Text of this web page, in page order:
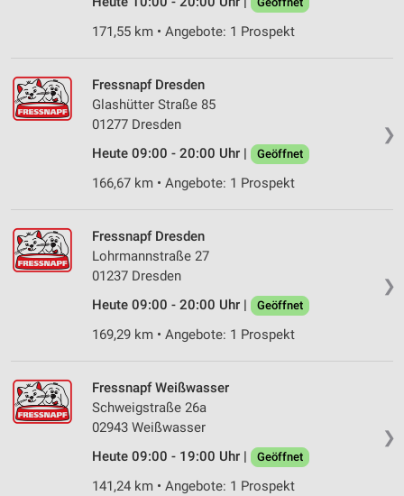
171,55 km • Angebote: 1 Prospekt
❯
Fressnapf Dresden
Glashütter Straße 85
01277 Dresden
Heute 09:00 - 20:00 Uhr |
Geöffnet
166,67 km • Angebote: 1 Prospekt
❯
Fressnapf Dresden
Lohrmannstraße 27
01237 Dresden
Heute 09:00 - 20:00 Uhr |
Geöffnet
169,29 km • Angebote: 1 Prospekt
❯
Fressnapf Weißwasser
Schweigstraße 26a
02943 Weißwasser
Heute 09:00 - 19:00 Uhr |
Geöffnet
141,24 km • Angebote: 1 Prospekt